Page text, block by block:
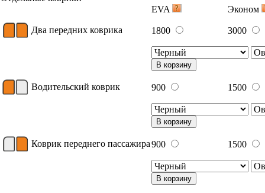
EVA
Эконом
Два передних коврика 1800 3000
В корзину
Водительский коврик 900 1500
В корзину
Коврик переднего пассажира900 1500
В корзину